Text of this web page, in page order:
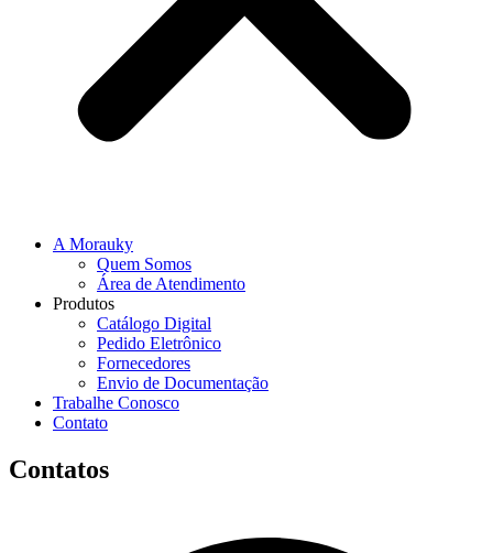
A Morauky
Quem Somos
Área de Atendimento
Produtos
Catálogo Digital
Pedido Eletrônico
Fornecedores
Envio de Documentação
Trabalhe Conosco
Contato
Contatos